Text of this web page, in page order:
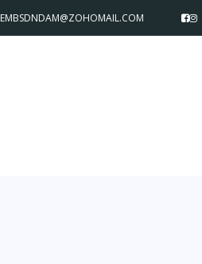
EMBSDNDAM@ZOHOMAIL.COM